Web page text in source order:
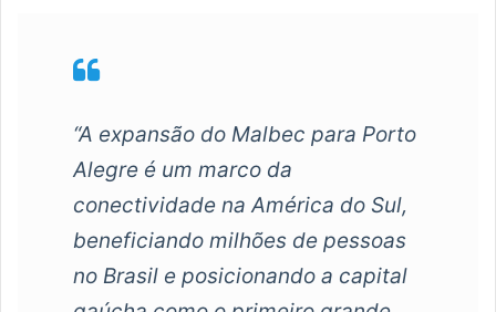
“A expansão do Malbec para Porto
Alegre é um marco da
conectividade na América do Sul,
beneficiando milhões de pessoas
no Brasil e posicionando a capital